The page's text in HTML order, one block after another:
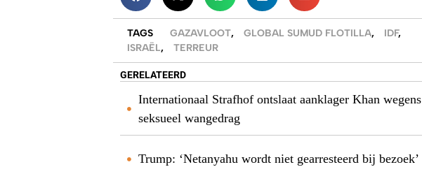
TAGS GAZAVLOOT, GLOBAL SUMUD FLOTILLA, IDF,
ISRAËL, TERREUR
GERELATEERD
Internationaal Strafhof ontslaat aanklager Khan wegens
seksueel wangedrag
Trump: ‘Netanyahu wordt niet gearresteerd bij bezoek’